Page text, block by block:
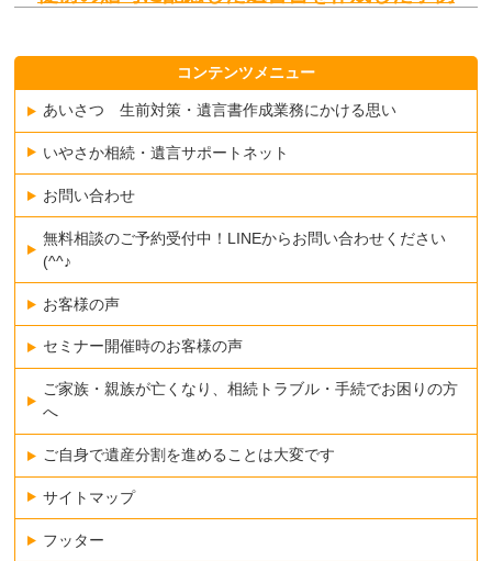
コンテンツメニュー
あいさつ 生前対策・遺言書作成業務にかける思い
いやさか相続・遺言サポートネット
お問い合わせ
無料相談のご予約受付中！LINEからお問い合わせください
(^^♪
お客様の声
セミナー開催時のお客様の声
ご家族・親族が亡くなり、相続トラブル・手続でお困りの方
へ
ご自身で遺産分割を進めることは大変です
サイトマップ
フッター